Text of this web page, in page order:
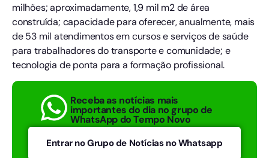
milhões; aproximadamente, 1,9 mil m2 de área
construída; capacidade para oferecer, anualmente, mais
de 53 mil atendimentos em cursos e serviços de saúde
para trabalhadores do transporte e comunidade; e
tecnologia de ponta para a formação profissional.
Receba as notícias mais
importantes do dia no grupo de
WhatsApp do Tempo Novo
Entrar no Grupo de Notícias no Whatsapp